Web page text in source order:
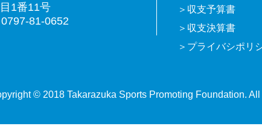
1番11号
81-0652
収支予算書
収支決算書
プライバシポリ
© 2018 Takarazuka Sports Promoting Foundation.